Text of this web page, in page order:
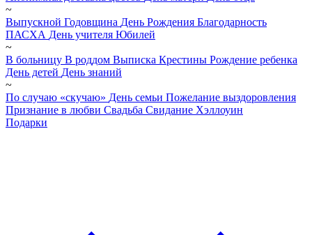
~
Выпускной Годовщина День Рождения Благодарность
ПАСХА День учителя Юбилей
~
В больницу В роддом Выписка Крестины Рождение ребенка
День детей День знаний
~
По случаю «скучаю» День семьи Пожелание выздоровления
Признание в любви Свадьба Свидание Хэллоуин
Подарки